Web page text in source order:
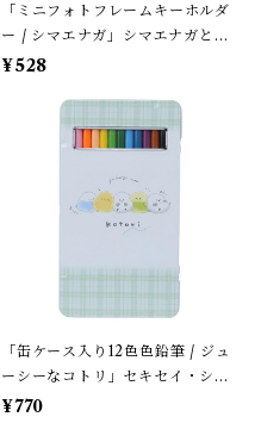
「ミニフォトフレームキーホルダ
ー / シマエナガ」シマエナガとチ
ェリー / サザンDSクリエイト / 写
ーン×レッド【大人気!】
¥528
「缶ケース入り12色色鉛筆 / ジュ
ーシーなコトリ」セキセイ・シマ
エナガ・オカメ＊ホワイト＆パス
¥770